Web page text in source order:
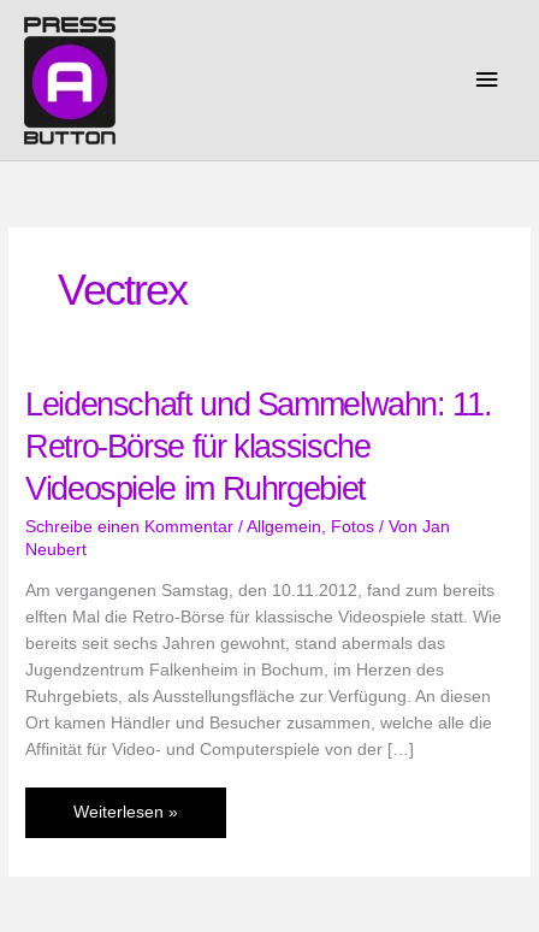
Inhalt
springen
Vectrex
Leidenschaft und Sammelwahn: 11.
Retro-Börse für klassische
Videospiele im Ruhrgebiet
Schreibe einen Kommentar /Allgemein, Fotos / VonJan
Neubert
Am vergangenen Samstag, den 10.11.2012, fand zum bereits
elften Mal die Retro-Börse für klassische Videospiele statt. Wie
bereits seit sechs Jahren gewohnt, stand abermals das
Jugendzentrum Falkenheim in Bochum, im Herzen des
Ruhrgebiets, als Ausstellungsfläche zur Verfügung. An diesen
Ort kamen Händler und Besucher zusammen, welche alle die
Affinität für Video- und Computerspiele von der […]
Leidenschaft
und
Weiterlesen »